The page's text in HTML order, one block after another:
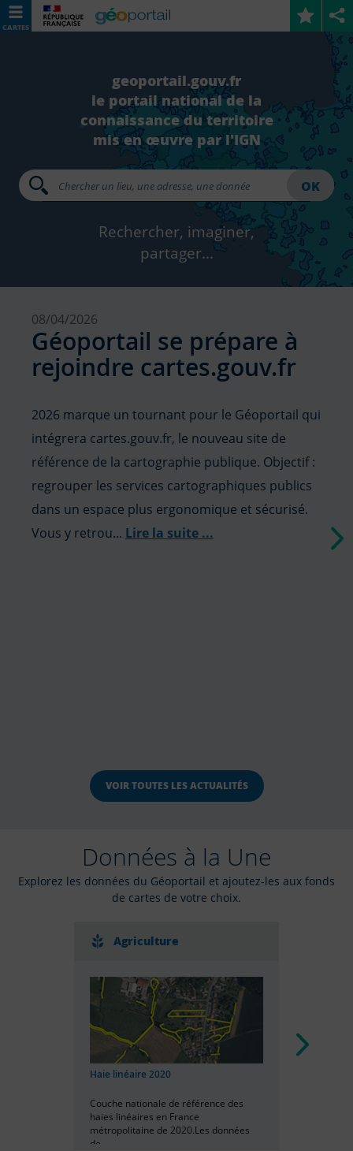
CARTES
geoportail.gouv.fr
le portail national de la
connaissance du territoire
mis en œuvre par l'IGN
OK
Rechercher, imaginer,
partager...
08/04/2026
Géoportail se prépare à
rejoindre cartes.gouv.fr
2026 marque un tournant pour le Géoportail qui
intégrera cartes.gouv.fr, le nouveau site de
référence de la cartographie publique. Objectif :
regrouper les services cartographiques publics
dans un espace plus ergonomique et sécurisé.
Vous y retrou... Lire la suite ...
VOIR TOUTES LES ACTUALITÉS
Données à la Une
Explorez les données du Géoportail et ajoutez-les aux fonds
de cartes de votre choix.
Agriculture
Haie linéaire 2020
Couche nationale de référence des
haies linéaires en France
métropolitaine de 2020.Les données
de...